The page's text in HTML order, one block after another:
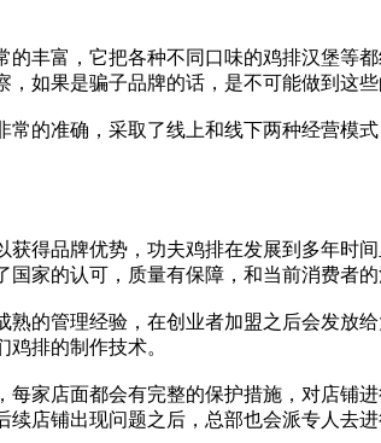
富，它把各种不同口味的鸡排汉堡等都
如果是骗子品牌的话，是不可能做到这些
准确，采取了线上和线下两种经营模式
品牌优势，功夫鸡排在发展到多年时间
家的认可，质量有保障，和当前消费者的
管理经验，在创业者加盟之后会发放给
鸡排的制作技术。
店面都会有完整的保护措施，对店铺进
店铺出现问题之后，总部也会派专人去